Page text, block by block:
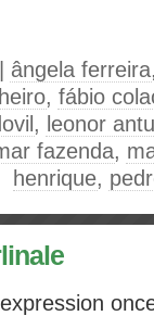
ângela ferreira
, fábio
, leonor
fazenda,
henrique,